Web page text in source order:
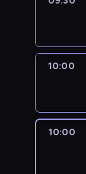
10:00
10:00